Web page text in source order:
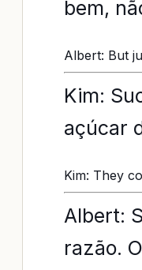
bem,
Albert: But
Kim:
açúcar
Kim: They
Albert:
razão.